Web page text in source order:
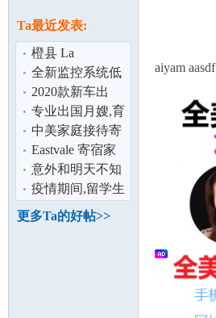
Ta最近发表:
橙县 La
Habra/Buena
Park/Fullerton 1房
1
全新监控系统低
价转。
2020款新车出
租,600/月起,商业
全险,
专业出国月嫂,育
婴师
中美家庭接待寄
宿生,就读南加州
前10名公立
Eastvale 寄宿家
庭
意外和明天不知
哪个会先来？
疫情期间,留学生
可以申请工卡在
校外打工了
更多Ta的好帖>>
aiyam aasdf